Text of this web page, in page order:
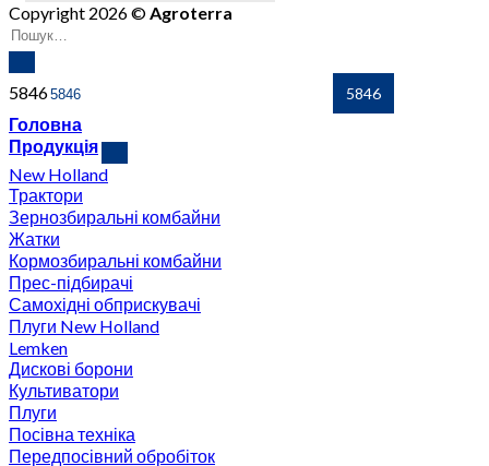
Copyright 2026 © Agroterra
5846
Головна
Продукція
New Holland
Трактори
Зернозбиральні комбайни
Жатки
Кормозбиральні комбайни
Прес-підбирачі
Самохідні обприскувачі
Плуги New Holland
Lemken
Дискові борони
Культиватори
Плуги
Посівна техніка
Передпосівний обробіток